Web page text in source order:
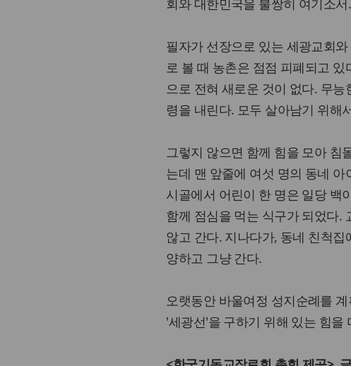
회와 대한민국을 불쌍히 여기소서.
필자가 선장으로 있는 세광교회
로 볼 때 농촌은 점점 피폐되고
으로 전혀 새로운 것이 없다. 무
령을 내린다. 모두 살아남기 위해
그렇지 않으면 함께 힘을 모아 침
는데 맨 앞줄에 여섯 명의 동네
시골에서 어린이 한 명은 일당 백
함께 점심을 먹는 식구가 되었다.
않고 간다. 지나다가, 동네 친척
양하고 그냥 간다.
오랫동안 바울여정 성지순례를
'세광선'을 구하기 위해 있는 힘을